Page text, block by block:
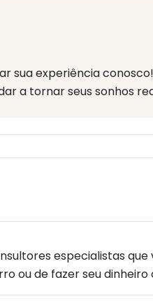
sua experiência
a tornar seus sonhos
especialistas que
ou de fazer seu